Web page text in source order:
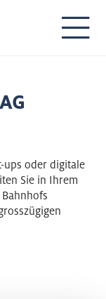
ups oder digitale
Sie in Ihrem